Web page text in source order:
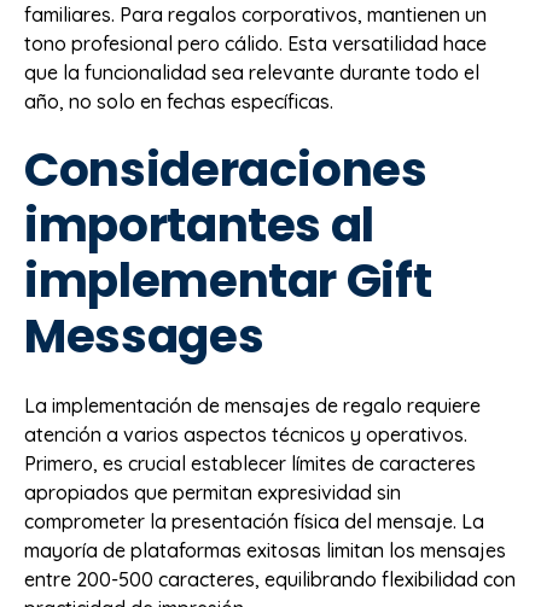
familiares. Para regalos corporativos, mantienen un
tono profesional pero cálido. Esta versatilidad hace
que la funcionalidad sea relevante durante todo el
año, no solo en fechas específicas.
Consideraciones
importantes al
implementar Gift
Messages
La implementación de mensajes de regalo requiere
atención a varios aspectos técnicos y operativos.
Primero, es crucial establecer límites de caracteres
apropiados que permitan expresividad sin
comprometer la presentación física del mensaje. La
mayoría de plataformas exitosas limitan los mensajes
entre 200-500 caracteres, equilibrando flexibilidad con